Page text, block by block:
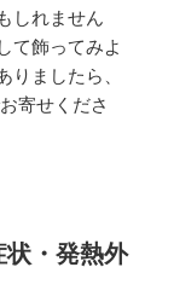
しれません
て飾ってみよ
りましたら、
寄せくださ
状・発熱外